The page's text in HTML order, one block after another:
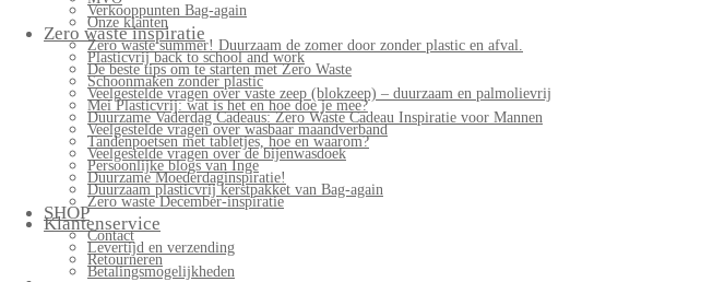
Verkooppunten Bag-again
Onze klanten
Zero waste inspiratie
Zero waste summer! Duurzaam de zomer door zonder plastic en afval.
Plasticvrij back to school and work
De beste tips om te starten met Zero Waste
Schoonmaken zonder plastic
Veelgestelde vragen over vaste zeep (blokzeep) – duurzaam en palmolievrij
Mei Plasticvrij: wat is het en hoe doe je mee?
Duurzame Vaderdag Cadeaus: Zero Waste Cadeau Inspiratie voor Mannen
Veelgestelde vragen over wasbaar maandverband
Tandenpoetsen met tabletjes, hoe en waarom?
Veelgestelde vragen over de bijenwasdoek
Persoonlijke blogs van Inge
Duurzame Moederdaginspiratie!
Duurzaam plasticvrij kerstpakket van Bag-again
Zero waste December-inspiratie
SHOP
Klantenservice
Contact
Levertijd en verzending
Retourneren
Betalingsmogelijkheden